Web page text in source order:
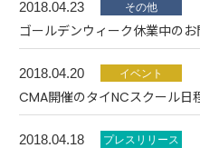
2018.04.23
ゴールデンウィーク休業中の
2018.04.20
CMA開催のタイNCスクール日
2018.04.18